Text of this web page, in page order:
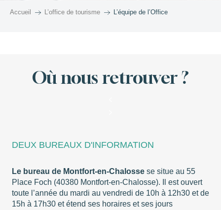
Accueil L’office de tourisme L’équipe de l’Office
Où nous retrouver ?
DEUX BUREAUX D'INFORMATION
Le bureau de Montfort-en-Chalosse se situe au 55
Place Foch (40380 Montfort-en-Chalosse). Il est ouvert
toute l’année du mardi au vendredi de 10h à 12h30 et de
15h à 17h30 et étend ses horaires et ses jours